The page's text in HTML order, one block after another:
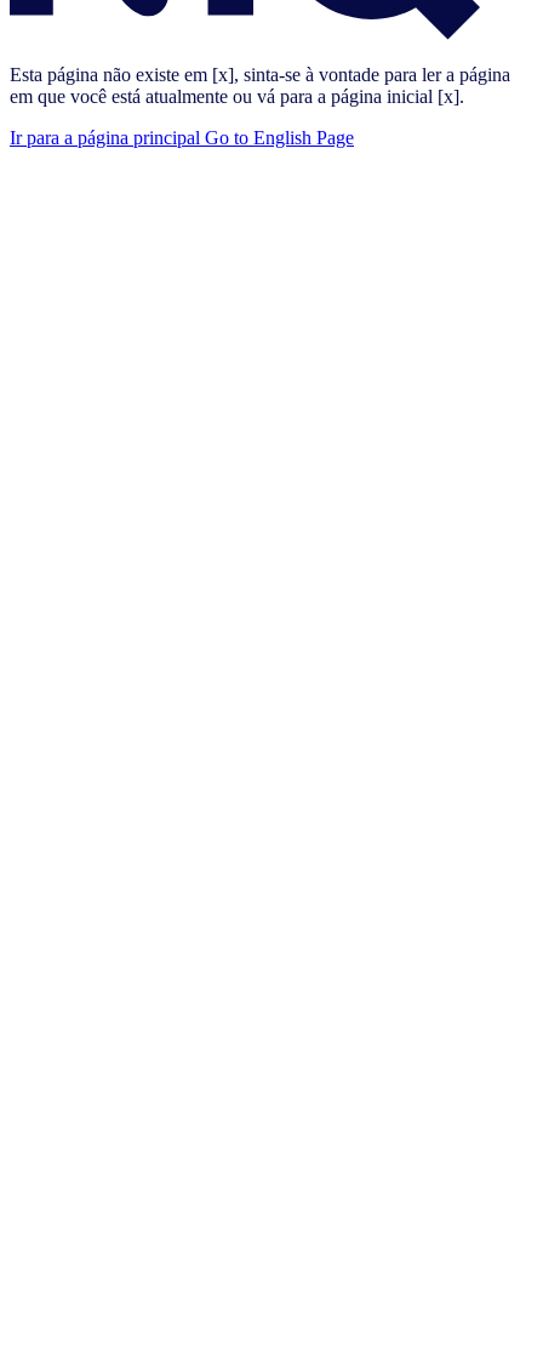
Esta página não existe em [x], sinta-se à vontade para ler a página
em que você está atualmente ou vá para a página inicial [x].
Ir para a página principal Go to English Page